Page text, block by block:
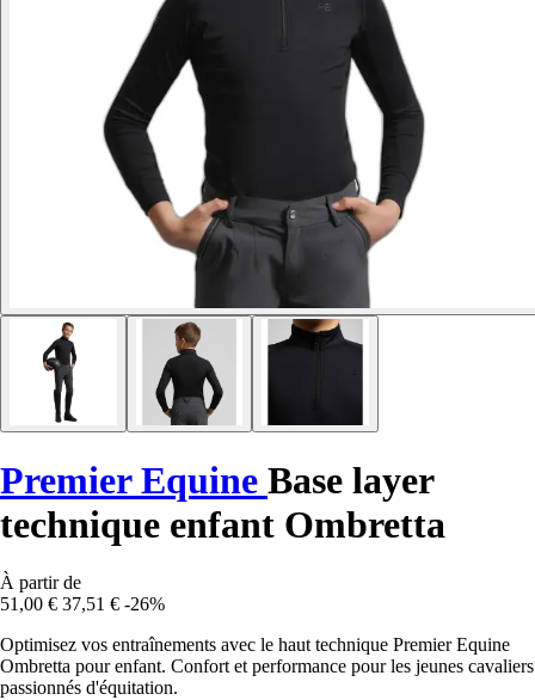
Premier Equine Base layer
technique enfant Ombretta
À partir de
51,00 € 37,51 € -26%
Optimisez vos entraînements avec le haut technique Premier Equine
Ombretta pour enfant. Confort et performance pour les jeunes cavaliers
passionnés d'équitation.